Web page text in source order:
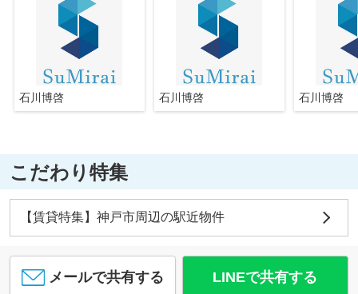
石川博啓 石川博啓 石川博啓
こだわり特集
【賃貸特集】神戸市周辺の駅近物件
メールで共有する LINEで共有する